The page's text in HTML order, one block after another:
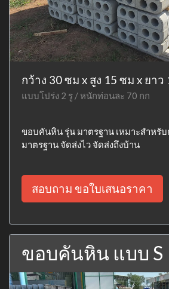
กว้าง 30 ซม x สูง 15 ซม x ยาว
แบบโปร่ง 2 รู / หนักท่อนละ 70 กก
ขอบคันหิน รุ่น มาตรฐาน เหมาะสำหรั
มาตรฐาน จัดส่งไว จัดส่งถึงบ้าน
สอบถาม ขอใบเสนอราคา
ขอบคันหิน แบบ S